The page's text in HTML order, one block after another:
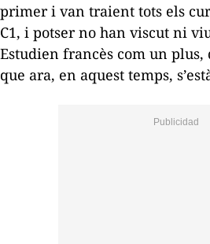
primer i van traient tots els
C1, i potser no han viscut ni
Estudien francès com un plus,
que ara, en aquest temps,